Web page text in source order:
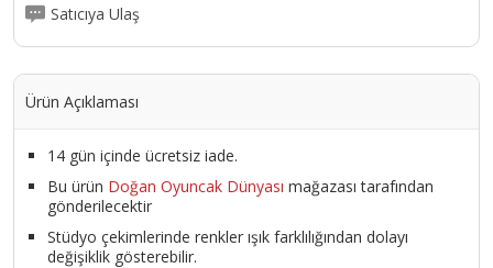
Satıcıya Ulaş
Ürün Açıklaması
14 gün içinde ücretsiz iade.
Bu ürün Doğan Oyuncak Dünyası mağazası tarafından
gönderilecektir
Stüdyo çekimlerinde renkler ışık farklılığından dolayı
değişiklik gösterebilir.